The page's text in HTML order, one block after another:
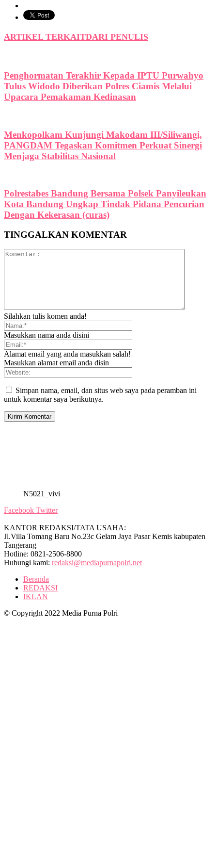
ARTIKEL TERKAITDARI PENULIS
Penghormatan Terakhir Kepada IPTU Purwahyo
Tulus Widodo Diberikan Polres Ciamis Melalui
Upacara Pemakaman Kedinasan
Menkopolkam Kunjungi Makodam III/Siliwangi,
PANGDAM Tegaskan Komitmen Perkuat Sinergi
Menjaga Stabilitas Nasional
Polrestabes Bandung Bersama Polsek Panyileukan
Kota Bandung Ungkap Tindak Pidana Pencurian
Dengan Kekerasan (curas)
TINGGALKAN KOMENTAR
Silahkan tulis komen anda!
Masukkan nama anda disini
Alamat email yang anda masukkan salah!
Masukkan alamat email anda disin
Simpan nama, email, dan situs web saya pada peramban ini
untuk komentar saya berikutnya.
N5021_vivi
Facebook Twitter
KANTOR REDAKSI/TATA USAHA:
Jl.Villa Tomang Baru No.23c Gelam Jaya Pasar Kemis kabupaten
Tangerang
Hotline: 0821-2506-8800
Hubungi kami: redaksi@mediapurnapolri.net
Beranda
REDAKSI
IKLAN
© Copyright 2022 Media Purna Polri